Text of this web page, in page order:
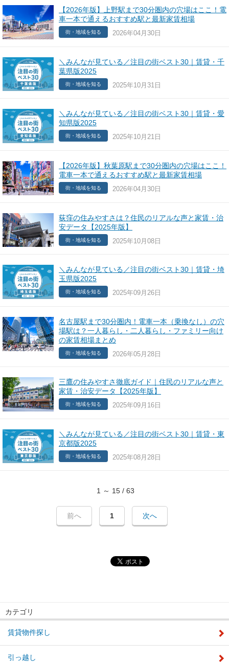
【2026年版】上野駅まで30分圏内の穴場はここ！電
車一本で通えるおすすめ駅と最新家賃相場
街・地域を知る 2026年04月30日
＼みんなが見ている／注目の街ベスト30｜賃貸・千
葉県版2025
街・地域を知る 2025年10月31日
＼みんなが見ている／注目の街ベスト30｜賃貸・愛
知県版2025
街・地域を知る 2025年10月21日
【2026年版】秋葉原駅まで30分圏内の穴場はここ！
電車一本で通えるおすすめ駅と最新家賃相場
街・地域を知る 2026年04月30日
荻窪の住みやすさは？住民のリアルな声と家賃・治
安データ【2025年版】
街・地域を知る 2025年10月08日
＼みんなが見ている／注目の街ベスト30｜賃貸・埼
玉県版2025
街・地域を知る 2025年09月26日
名古屋駅まで30分圏内！電車一本（乗換なし）の穴
場駅は？一人暮らし・二人暮らし・ファミリー向け
の家賃相場まとめ
街・地域を知る 2026年05月28日
三鷹の住みやすさ徹底ガイド｜住民のリアルな声と
家賃・治安データ【2025年版】
街・地域を知る 2025年09月16日
＼みんなが見ている／注目の街ベスト30｜賃貸・東
京都版2025
街・地域を知る 2025年08月28日
1 ～ 15 / 63
前へ 1 次へ
カテゴリ
賃貸物件探し
引っ越し